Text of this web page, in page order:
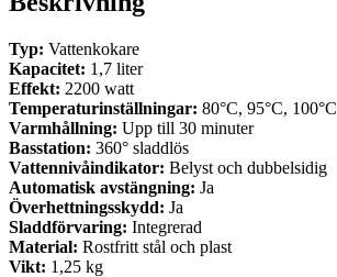
Typ: Vattenkokare
Kapacitet: 1,7 liter
Effekt: 2200 watt
Temperaturinställningar: 80°C, 95°C, 100°C
Varmhållning: Upp till 30 minuter
Basstation: 360° sladdlös
Vattennivåindikator: Belyst och dubbelsidig
Automatisk avstängning: Ja
Överhettningsskydd: Ja
Sladdförvaring: Integrerad
Material: Rostfritt stål och plast
Vikt: 1,25 kg